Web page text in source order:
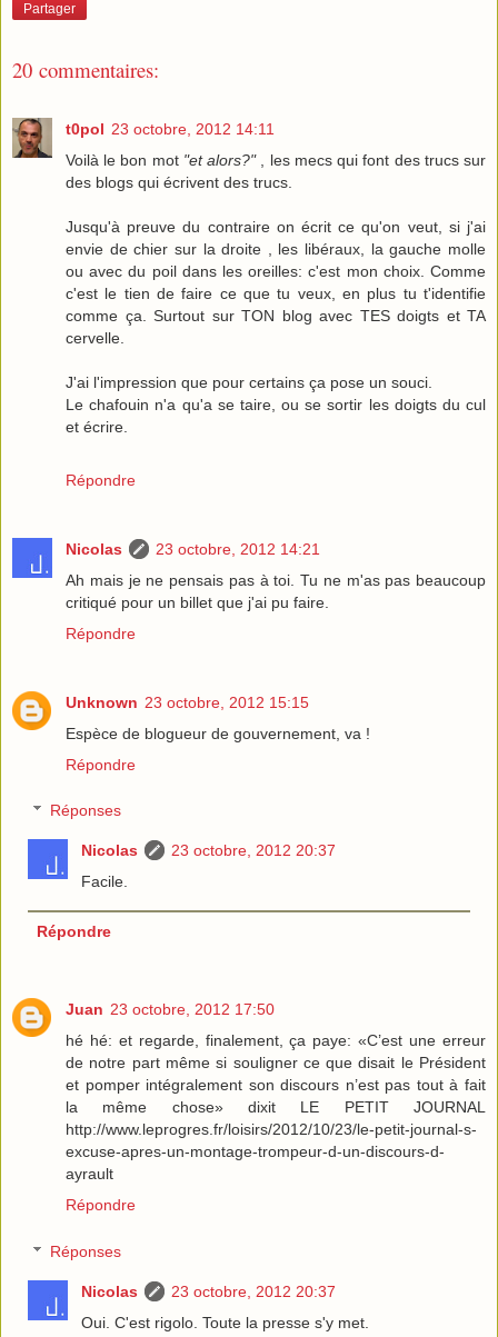
Partager
20 commentaires:
t0pol 23 octobre, 2012 14:11
Voilà le bon mot "et alors?"
, les mecs qui font des trucs sur
des blogs qui écrivent des trucs.
Jusqu'à preuve du contraire on écrit ce qu'on veut, si j'ai
envie de chier sur la droite , les libéraux, la gauche molle
ou avec du poil dans les oreilles: c'est mon choix. Comme
c'est le tien de faire ce que tu veux, en plus tu t'identifie
comme ça. Surtout sur TON blog avec TES doigts et TA
cervelle.
J'ai l'impression que pour certains ça pose un souci.
Le chafouin n'a qu'a se taire, ou se sortir les doigts du cul
et écrire.
Répondre
Nicolas
23 octobre, 2012 14:21
Ah mais je ne pensais pas à toi. Tu ne m'as pas beaucoup
critiqué pour un billet que j'ai pu faire.
Répondre
Unknown 23 octobre, 2012 15:15
Espèce de blogueur de gouvernement, va !
Répondre
Réponses
Nicolas
23 octobre, 2012 20:37
Facile.
Répondre
Juan 23 octobre, 2012 17:50
hé hé: et regarde, finalement, ça paye: «C’est une erreur
de notre part même si souligner ce que disait le Président
et pomper intégralement son discours n’est pas tout à fait
la même chose» dixit LE PETIT JOURNAL
http://www.leprogres.fr/loisirs/2012/10/23/le-petit-journal-s-
excuse-apres-un-montage-trompeur-d-un-discours-d-
ayrault
Répondre
Réponses
Nicolas
23 octobre, 2012 20:37
Oui. C'est rigolo. Toute la presse s'y met.